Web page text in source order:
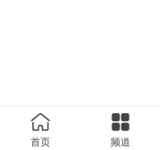
首页 频道